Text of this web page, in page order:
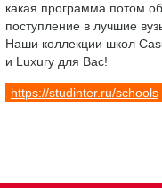
какая программа потом
поступление в лучшие
Наши коллекции школ
и Luxury для Вас!
https://studinter.ru/schools